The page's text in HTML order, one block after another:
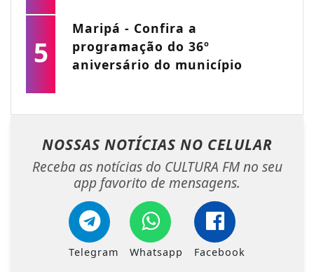
5
Maripá - Confira a
programação do 36º
aniversário do município
NOSSAS NOTÍCIAS NO CELULAR
Receba as notícias do CULTURA FM no seu
app favorito de mensagens.
Telegram Whatsapp Facebook